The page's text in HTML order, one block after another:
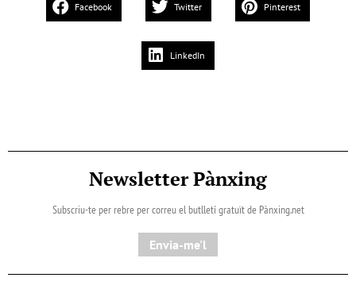
Facebook Twitter Pinterest
LinkedIn
Newsletter Pànxing
Subscriu-te per rebre per correu el butlletí gratuït de Pànxing.net​
Envia-me'l